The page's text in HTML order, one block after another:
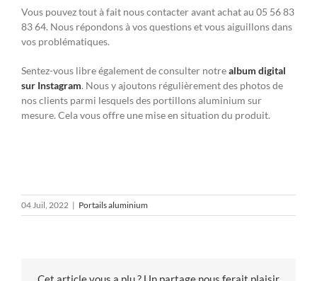
Vous pouvez tout à fait nous contacter avant achat au 05 56 83
83 64. Nous répondons à vos questions et vous aiguillons dans
vos problématiques.
Sentez-vous libre également de consulter notrealbum digital
sur Instagram. Nous y ajoutons régulièrement des photos de
nos clients parmi lesquels des portillons aluminium sur
mesure. Cela vous offre une mise en situation du produit.
04 Juil, 2022 | Portails aluminium